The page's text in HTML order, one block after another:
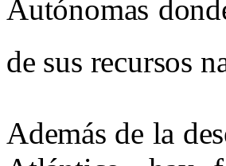
Autónomas
de sus recursos
Además de la